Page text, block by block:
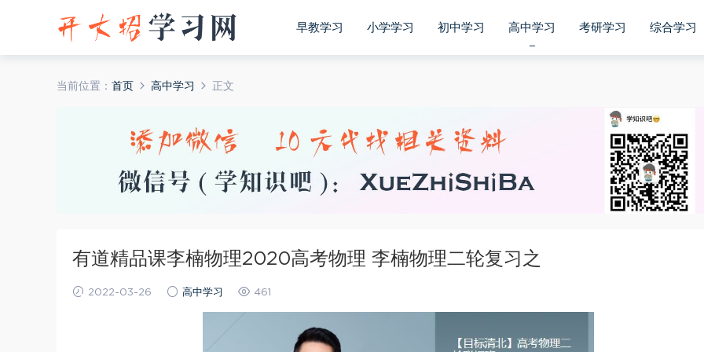
早教学习 小学学习 初中学习 高中学习 考研学习 综合学习
当前位置： 首页 高中学习 正文
有道精品课李楠物理2020高考物理 李楠物理二轮复习之
2022-03-26 高中学习 461